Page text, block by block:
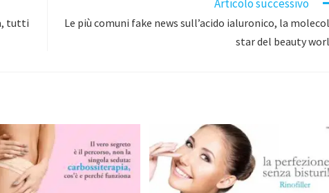
tutti
Articolo successivo
Le più comuni fake news sull’acido ialuronico, la
star del beauty